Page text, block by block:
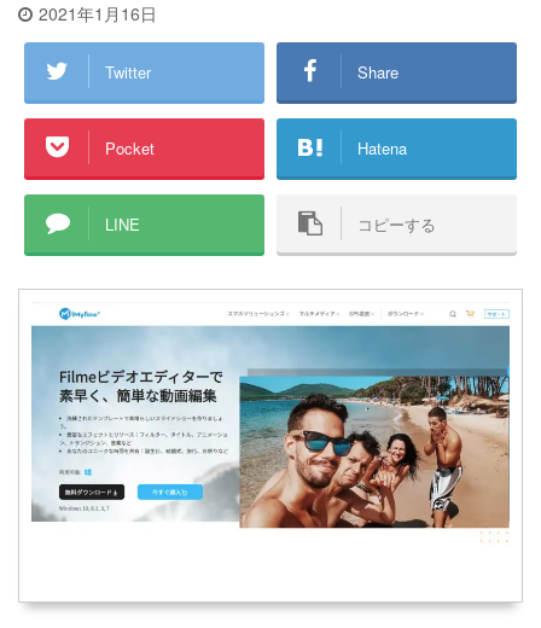
2021年1月16日
Twitter Share
Pocket Hatena
LINE コピーする